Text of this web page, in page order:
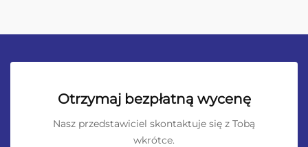
Otrzymaj bezpłatną wycenę
Nasz przedstawiciel skontaktuje się z Tobą
wkrótce.